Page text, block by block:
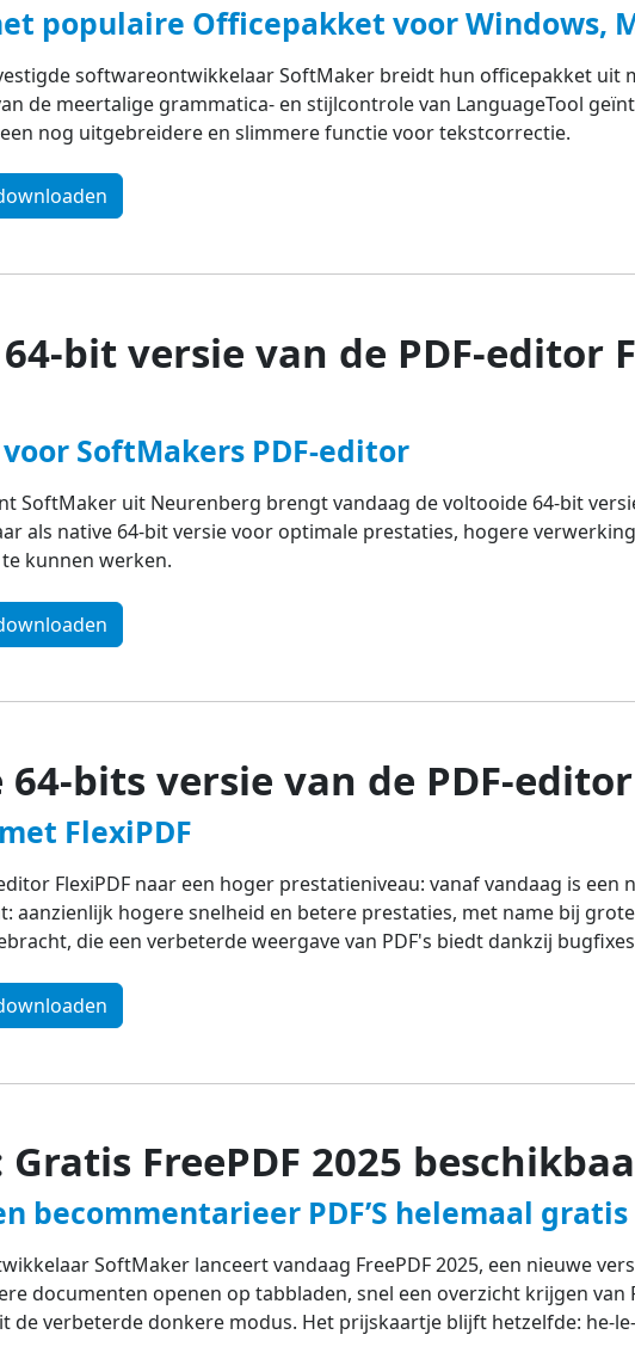
populaire Officepakket voor Windows,
softwareontwikkelaar SoftMaker breidt hun officepakket uit
de meertalige grammatica- en stijlcontrole van LanguageTool
nog uitgebreidere en slimmere functie voor tekstcorrectie.
bit versie van de PDF-editor
SoftMakers PDF-editor
SoftMaker uit Neurenberg brengt vandaag de voltooide 64-bit
als native 64-bit versie voor optimale prestaties, hogere
kunnen werken.
bits versie van de PDF-
FlexiPDF
FlexiPDF naar een hoger prestatieniveau: vanaf vandaag is een
aanzienlijk hogere snelheid en betere prestaties, met name bij
die een verbeterde weergave van PDF's biedt dankzij
FreePDF 2025
becommentarieer PDF’S helemaal gratis
SoftMaker lanceert vandaag FreePDF 2025, een nieuwe
documenten openen op tabbladen, snel een overzicht krijgen van
de verbeterde donkere modus. Het prijskaartje blijft hetzelfde: he-